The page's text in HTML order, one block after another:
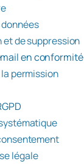
et de suppression
en conformité
permission
légale